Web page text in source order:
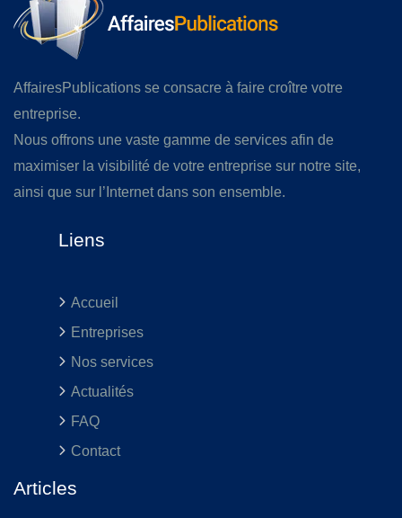
AffairesPublications se consacre à faire croître votre
entreprise.
Nous offrons une vaste gamme de services afin de
maximiser la visibilité de votre entreprise sur notre site,
ainsi que sur l’Internet dans son ensemble.
Liens
Accueil
Entreprises
Nos services
Actualités
FAQ
Contact
Articles